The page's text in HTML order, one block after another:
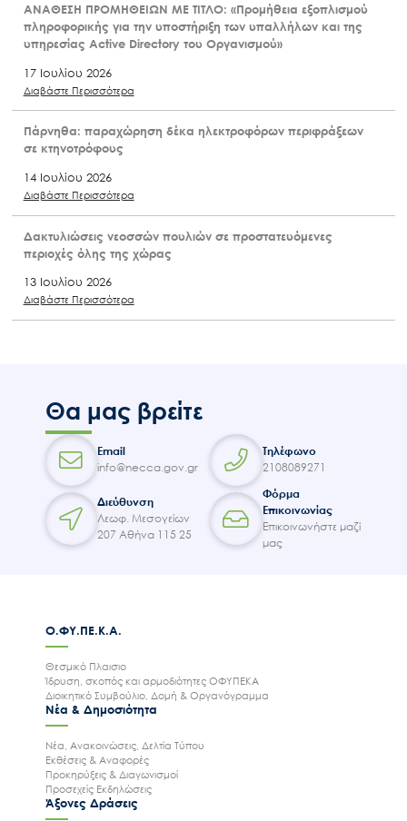
ΑΝΑΘΕΣΗ ΠΡΟΜΗΘΕΙΩΝ ΜΕ ΤΙΤΛΟ: «Προμήθεια εξοπλισμού
πληροφορικής για την υποστήριξη των υπαλλήλων και της
υπηρεσίας Active Directory του Οργανισμού»
17 Ιουλίου 2026
Διαβάστε Περισσότερα
Πάρνηθα: παραχώρηση δέκα ηλεκτροφόρων περιφράξεων
σε κτηνοτρόφους
14 Ιουλίου 2026
Διαβάστε Περισσότερα
Δακτυλιώσεις νεοσσών πουλιών σε προστατευόμενες
περιοχές όλης της χώρας
13 Ιουλίου 2026
Διαβάστε Περισσότερα
Θα μας βρείτε
Email
info@necca.gov.gr
Τηλέφωνο
2108089271
Διεύθυνση
Λεωφ. Μεσογείων
207 Αθήνα 115 25
Φόρμα
Επικοινωνίας
Επικοινωνήστε μαζί
μας
Ο.ΦΥ.ΠΕ.Κ.Α.
Θεσμικό Πλαισιο
Ίδρυση, σκοπός και αρμοδιότητες ΟΦΥΠΕΚΑ
Διοικητικό Συμβούλιο, Δομή & Οργανόγραμμα
Νέα & Δημοσιότητα
Νέα, Ανακοινώσεις, Δελτία Τύπου
Εκθέσεις & Αναφορές
Προκηρύξεις & Διαγωνισμοί
Προσεχείς Εκδηλώσεις
Άξονες Δράσεις